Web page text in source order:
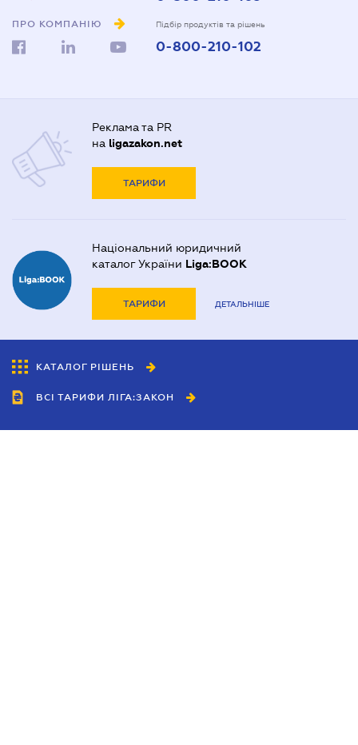
ПРО КОМПАНІЮ Підбір продуктів та рішень
0-800-210-102
Реклама та PR
на ligazakon.net
ТАРИФИ
Національний юридичний
каталог України Liga:BOOK
ТАРИФИ ДЕТАЛЬНІШЕ
КАТАЛОГ РІШЕНЬ
ВСІ ТАРИФИ ЛІГА:ЗАКОН